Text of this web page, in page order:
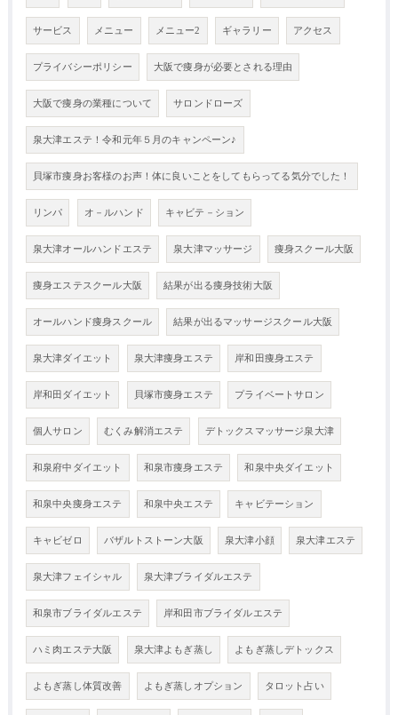
サービス メニュー メニュー2 ギャラリー アクセス
プライバシーポリシー 大阪で痩身が必要とされる理由
大阪で痩身の業種について サロンドローズ
泉大津エステ！令和元年５月のキャンペーン♪
貝塚市痩身お客様のお声！体に良いことをしてもらってる気分でした！
リンパ オ－ルハンド キャビテ－ション
泉大津オールハンドエステ 泉大津マッサージ 痩身スクール大阪
痩身エステスクール大阪 結果が出る痩身技術大阪
オールハンド痩身スクール 結果が出るマッサージスクール大阪
泉大津ダイエット 泉大津痩身エステ 岸和田痩身エステ
岸和田ダイエット 貝塚市痩身エステ プライベートサロン
個人サロン むくみ解消エステ デトックスマッサージ泉大津
和泉府中ダイエット 和泉市痩身エステ 和泉中央ダイエット
和泉中央痩身エステ 和泉中央エステ キャビテーション
キャビゼロ バザルトストーン大阪 泉大津小顔 泉大津エステ
泉大津フェイシャル 泉大津ブライダルエステ
和泉市ブライダルエステ 岸和田市ブライダルエステ
ハミ肉エステ大阪 泉大津よもぎ蒸し よもぎ蒸しデトックス
よもぎ蒸し体質改善 よもぎ蒸しオプション タロット占い